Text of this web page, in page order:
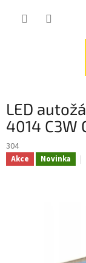
LED
4014 C3W
304
Akce Novinka